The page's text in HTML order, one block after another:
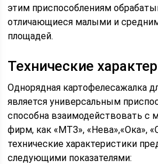
этим приспособлениям
отличающиеся малыми и
площадей.
Технические
Однорядная картофелесажалка
является универсальным
способна взаимодействовать с
фирм, как «МТЗ», «Нева»,«Ока»,
технические характеристики
следующими показателями: